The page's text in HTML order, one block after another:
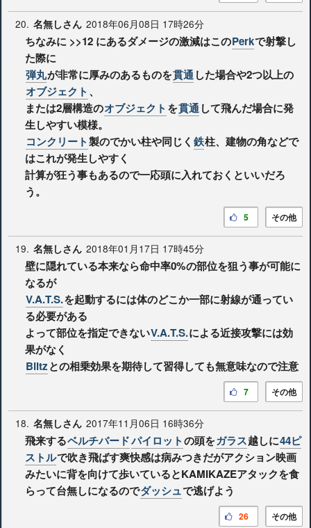
20. 名無しさん 2018年06月08日 17時26分
ちなみに >>12 にあるダメージの激減はこのPerkで射撃し
た際に
弾丸が非常に厚みのあるものを貫通した場合や2つ以上の
オブジェクト 、
または2層構造のオブジェクト を貫通して飛んだ場合に発
生しやすい模様。
コンクリート製のでかい柱や同じく 鉄柱、建物の角などで
はこれが発生しやすく
計算が狂う事もあるので一応頭に入れておくといいだろ
う。
その他
5
19. 名無しさん 2018年01月17日 17時45分
壁に隠れている本来なら命中率0%の部位を狙う事が可能に
なるが
V.A.T.S.を起動するには体のどこか一部に射線が通ってい
る必要がある
よって部位を指定できないV.A.T.S.による近接攻撃には効
果がなく
Blitzとの相乗効果を期待して習得しても無意味なので注意
その他
7
18. 名無しさん 2017年11月06日 16時36分
飛来するベルチバードパイロットの頭をガラス越しに44ピ
ストルで吹き飛ばす爽快感は病みつきだがアクション映画
みたいに背を向けて歩いているとKAMIKAZEアタックを食
らって台無しになるのでダッシュで逃げよう
その他
26